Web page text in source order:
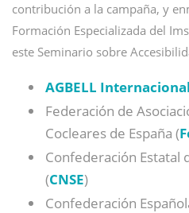
contribución a la campaña, y
Formación Especializada del
este Seminario sobre
AGBELL Internacional
Federación de
Cocleares de España (
Confederación Estatal
(CNSE)
Confederación